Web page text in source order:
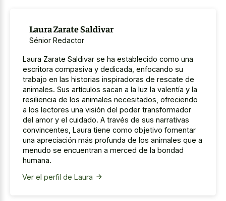
Laura Zarate Saldivar
Sénior Redactor
Laura Zarate Saldivar se ha establecido como una
escritora compasiva y dedicada, enfocando su
trabajo en las historias inspiradoras de rescate de
animales. Sus artículos sacan a la luz la valentía y la
resiliencia de los animales necesitados, ofreciendo
a los lectores una visión del poder transformador
del amor y el cuidado. A través de sus narrativas
convincentes, Laura tiene como objetivo fomentar
una apreciación más profunda de los animales que a
menudo se encuentran a merced de la bondad
humana.
Ver el perfil de Laura